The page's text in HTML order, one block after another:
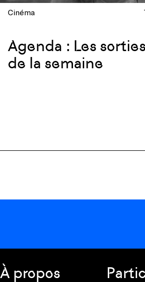
Cinéma
Agenda : Les
de la semaine
À propos